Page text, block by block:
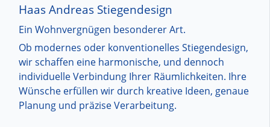
Haas Andreas Stiegendesign
Ein Wohnvergnügen besonderer Art.
Ob modernes oder konventionelles Stiegendesign,
wir schaffen eine harmonische, und dennoch
individuelle Verbindung Ihrer Räumlichkeiten. Ihre
Wünsche erfüllen wir durch kreative Ideen, genaue
Planung und präzise Verarbeitung.